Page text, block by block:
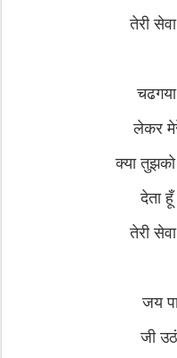
तेरी
लेकर
क्या
देता
तेरी
जय
जी